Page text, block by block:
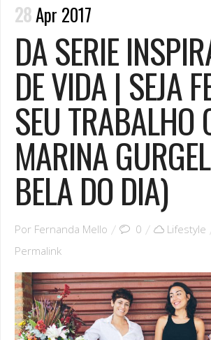
28Apr 2017
DA SERIE
DE VIDA | SEJA
SEU TRABALHO
MARINA
BELA DO DIA)
Por Fernanda Mello 0 Lifestyle
Permalink